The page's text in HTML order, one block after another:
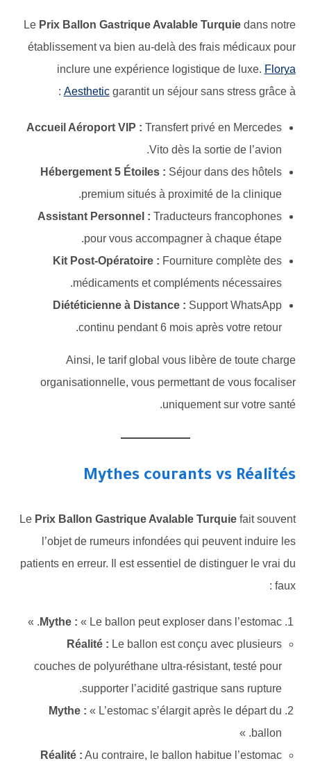
Le Prix Ballon Gastrique Avalable Turquiedans notre
établissement va bien au-delà des frais médicaux pour
inclure une expérience logistique de luxe. Florya
Aestheticgarantit un séjour sans stress grâce à :
Accueil Aéroport VIP : Transfert privé en Mercedes
Vito dès la sortie de l’avion.
Hébergement 5 Étoiles : Séjour dans des hôtels
premium situés à proximité de la clinique.
Assistant Personnel : Traducteurs francophones
pour vous accompagner à chaque étape.
Kit Post-Opératoire : Fourniture complète des
médicaments et compléments nécessaires.
Diététicienne à Distance : Support WhatsApp
continu pendant 6 mois après votre retour.
Ainsi, le tarif global vous libère de toute charge
organisationnelle, vous permettant de vous focaliser
uniquement sur votre santé.
Mythes courants vs Réalités
Le Prix Ballon Gastrique Avalable Turquiefait souvent
l’objet de rumeurs infondées qui peuvent induire les
patients en erreur. Il est essentiel de distinguer le vrai du
faux :
Mythe : « Le ballon peut exploser dans l’estomac. »
Réalité : Le ballon est conçu avec plusieurs
couches de polyuréthane ultra-résistant, testé pour
supporter l’acidité gastrique sans rupture.
Mythe : « L’estomac s’élargit après le départ du
ballon. »
Réalité : Au contraire, le ballon habitue l’estomac